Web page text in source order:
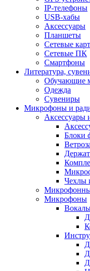
IP-телефоны
USB-хабы
Аксессуары
Планшеты
Сетевые
Сетевые ПК
Смартфоны
Литература,
Обучающие
Одежда
Сувениры
Микрофоны и
Аксессуары
Блоки
Чехлы
Микрофоны